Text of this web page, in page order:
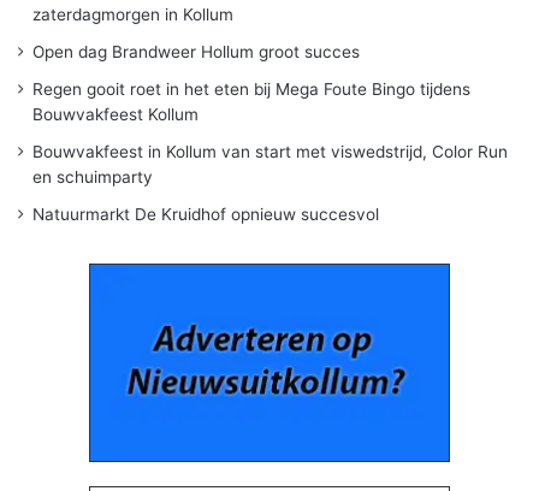
zaterdagmorgen in Kollum
Open dag Brandweer Hollum groot succes
Regen gooit roet in het eten bij Mega Foute Bingo tijdens
Bouwvakfeest Kollum
Bouwvakfeest in Kollum van start met viswedstrijd, Color Run
en schuimparty
Natuurmarkt De Kruidhof opnieuw succesvol